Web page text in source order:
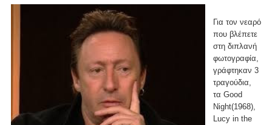
Για τον νεαρό
που βλέπετε
στη διπλανή
φωτογραφία,
γράφτηκαν 3
τραγούδια,
τα Good
Night(1968),
Lucy in the